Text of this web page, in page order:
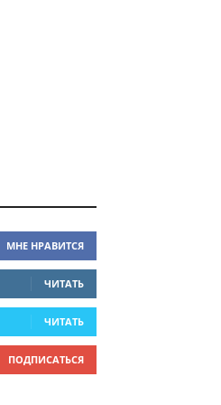
МНЕ НРАВИТСЯ
ЧИТАТЬ
ЧИТАТЬ
ПОДПИСАТЬСЯ